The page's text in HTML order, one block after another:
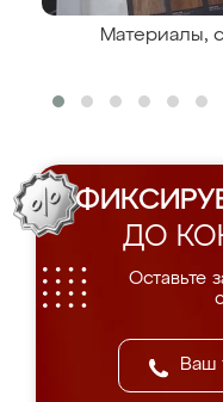
Материалы,
ДО
Оставьте